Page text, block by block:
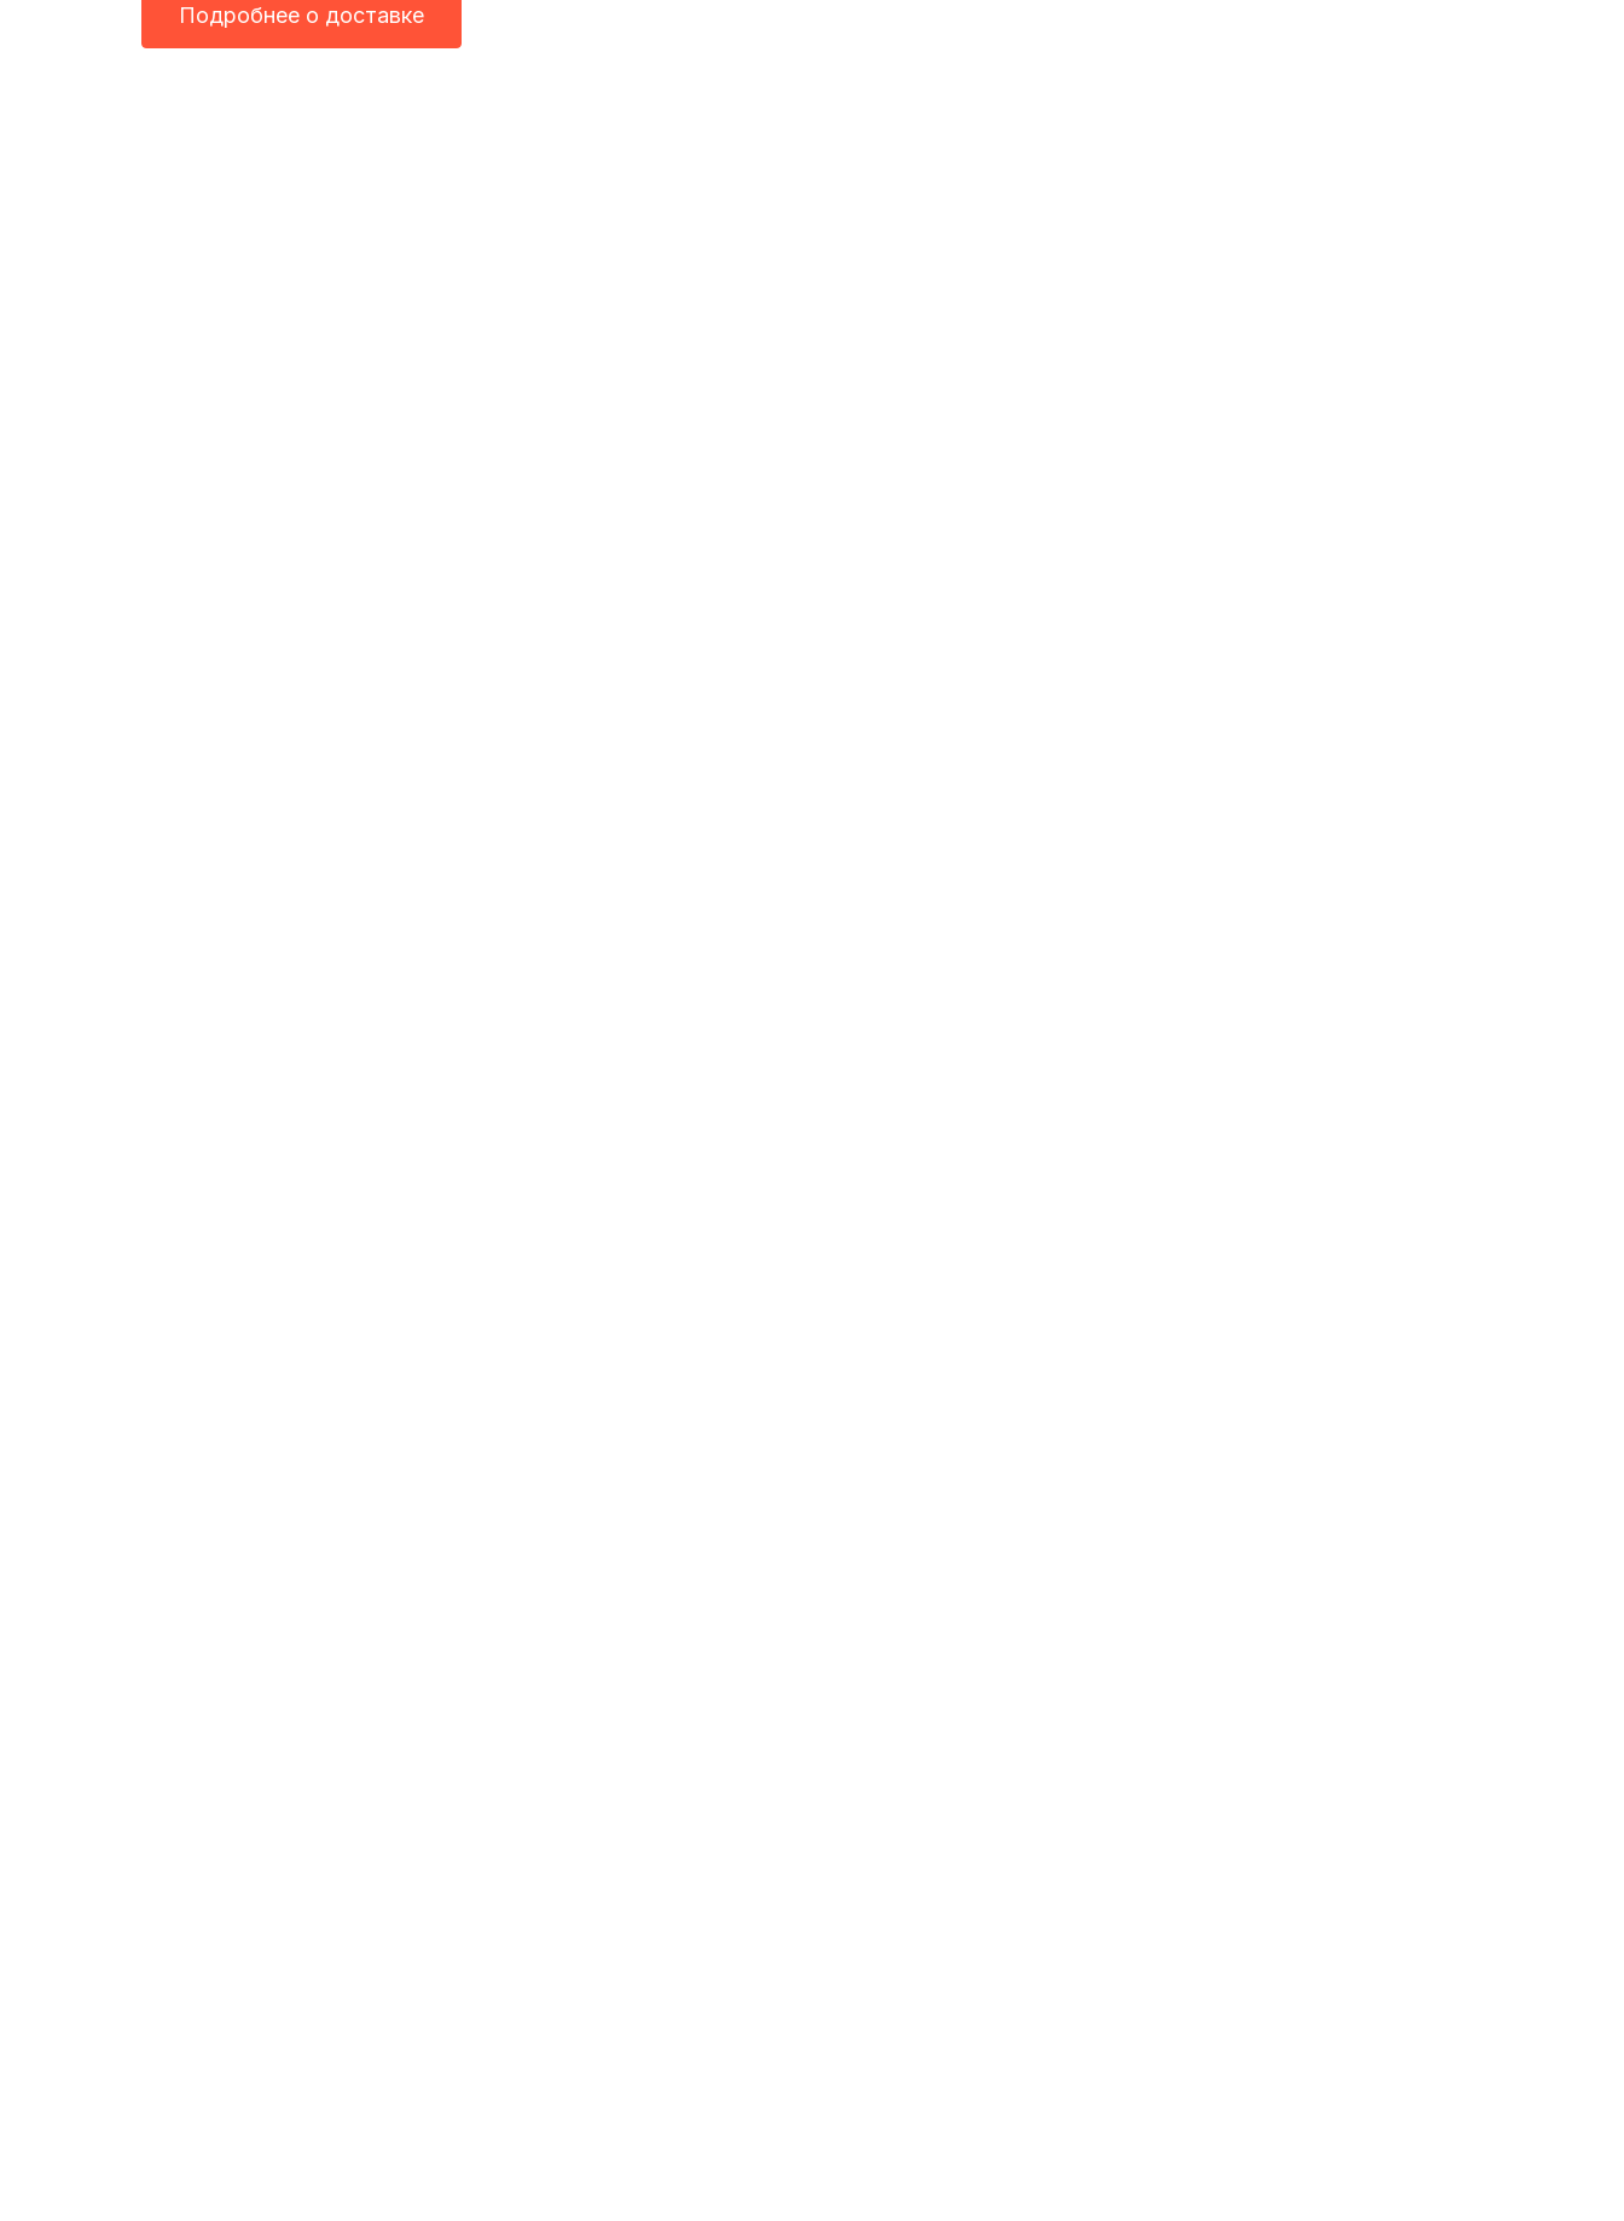
Подробнее о доставке